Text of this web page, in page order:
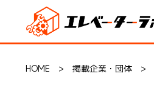
HOME > 掲載企業・団体 >